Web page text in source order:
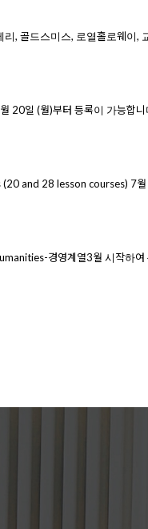
, 골드스미스, 로열홀로웨이,
20일 (월)부터 등록이 가능합
and 28 lesson courses) 7
경영계열3월 시작하